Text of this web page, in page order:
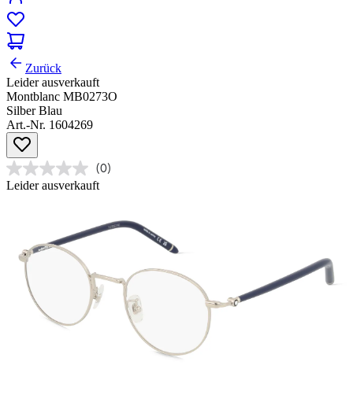
Zurück
Leider ausverkauft
Montblanc MB0273O
Silber Blau
Art.-Nr. 1604269
(0)
Leider ausverkauft